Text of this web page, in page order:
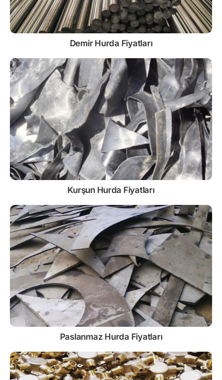
Demir Hurda Fiyatları
Kurşun Hurda Fiyatları
Paslanmaz Hurda Fiyatları